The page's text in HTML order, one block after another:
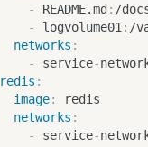
-
README.md : /
-
logvolume01 : /
networks :
-
service-
redis :
image:
redis
networks :
-
service-